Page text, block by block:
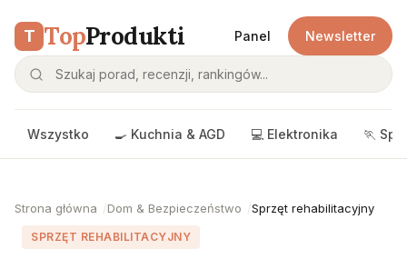
T TopProdukti Panel Newsletter
Wszystko 🍳 Kuchnia & AGD 💻 Elektronika 🏃
Strona główna Dom & Bezpieczeństwo Sprzęt rehabilitacyjny
SPRZĘT REHABILITACYJNY